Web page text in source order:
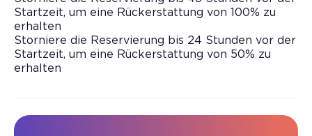
Startzeit, um eine Rückerstattung von 100% zu
erhalten
Storniere die Reservierung bis 24 Stunden vor der
Startzeit, um eine Rückerstattung von 50% zu
erhalten